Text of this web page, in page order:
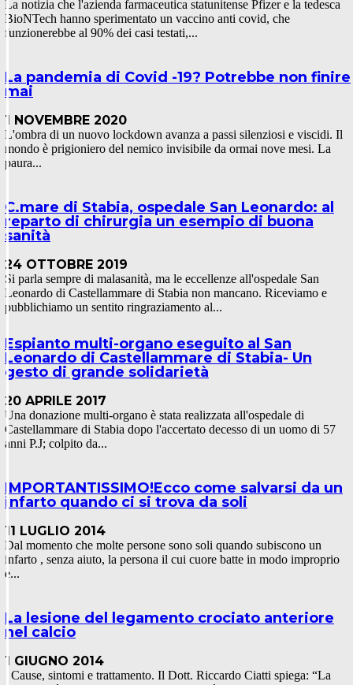
La notizia che l'azienda farmaceutica statunitense Pfizer e la tedesca
BioNTech hanno sperimentato un vaccino anti covid, che
funzionerebbe al 90% dei casi testati,...
La pandemia di Covid -19? Potrebbe non finire
mai
1 NOVEMBRE 2020
L'ombra di un nuovo lockdown avanza a passi silenziosi e viscidi. Il
mondo è prigioniero del nemico invisibile da ormai nove mesi. La
paura...
C.mare di Stabia, ospedale San Leonardo: al
reparto di chirurgia un esempio di buona
sanità
24 OTTOBRE 2019
Si parla sempre di malasanità, ma le eccellenze all'ospedale San
Leonardo di Castellammare di Stabia non mancano. Riceviamo e
pubblichiamo un sentito ringraziamento al...
Espianto multi-organo eseguito al San
Leonardo di Castellammare di Stabia- Un
gesto di grande solidarietà
20 APRILE 2017
Una donazione multi-organo è stata realizzata all'ospedale di
Castellammare di Stabia dopo l'accertato decesso di un uomo di 57
anni P.J; colpito da...
IMPORTANTISSIMO!Ecco come salvarsi da un
infarto quando ci si trova da soli
11 LUGLIO 2014
Dal momento che molte persone sono soli quando subiscono un
infarto , senza aiuto, la persona il cui cuore batte in modo improprio
e...
La lesione del legamento crociato anteriore
nel calcio
1 GIUGNO 2014